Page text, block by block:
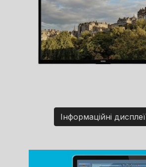
Інформаційні дисплеї